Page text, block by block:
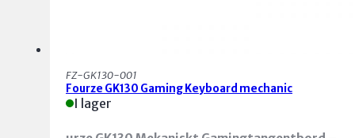
specifika kortkommandon
FZ-GK130-001
Fourze GK130 Gaming Keyboard mechanic
I lager